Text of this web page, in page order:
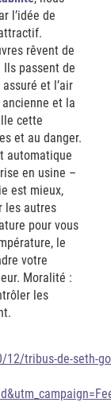
l’idée de
rêvent de
passent de
et l’air
et la
cette
et au danger.
automatique
en usine –
est mieux,
les autres
pour vous
le
votre
Moralité :
les
tribus-de-seth-